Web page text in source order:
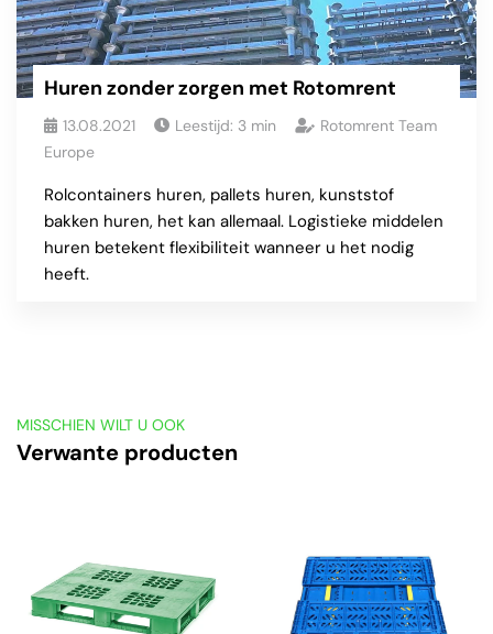
Huren zonder zorgen met Rotomrent
13.08.2021 Leestijd: 3 min
Rotomrent Team
Europe
Rolcontainers huren, pallets huren, kunststof
bakken huren, het kan allemaal. Logistieke middelen
huren betekent flexibiliteit wanneer u het nodig
heeft.
MISSCHIEN WILT U OOK
Verwante producten